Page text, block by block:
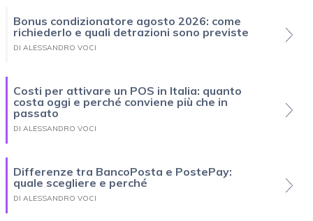
Bonus condizionatore agosto 2026: come
richiederlo e quali detrazioni sono previste
DI ALESSANDRO VOCI
Costi per attivare un POS in Italia: quanto
costa oggi e perché conviene più che in
passato
DI ALESSANDRO VOCI
Differenze tra BancoPosta e PostePay:
quale scegliere e perché
DI ALESSANDRO VOCI